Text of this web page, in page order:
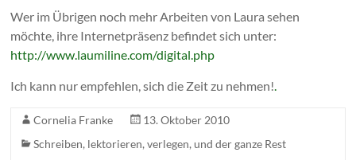
Wer im Übrigen noch mehr Arbeiten von Laura sehen
möchte, ihre Internetpräsenz befindet sich unter:
http://www.laumiline.com/digital.php
Ich kann nur empfehlen, sich die Zeit zu nehmen!.
Cornelia Franke
13. Oktober 2010
Schreiben, lektorieren, verlegen, und der ganze Rest